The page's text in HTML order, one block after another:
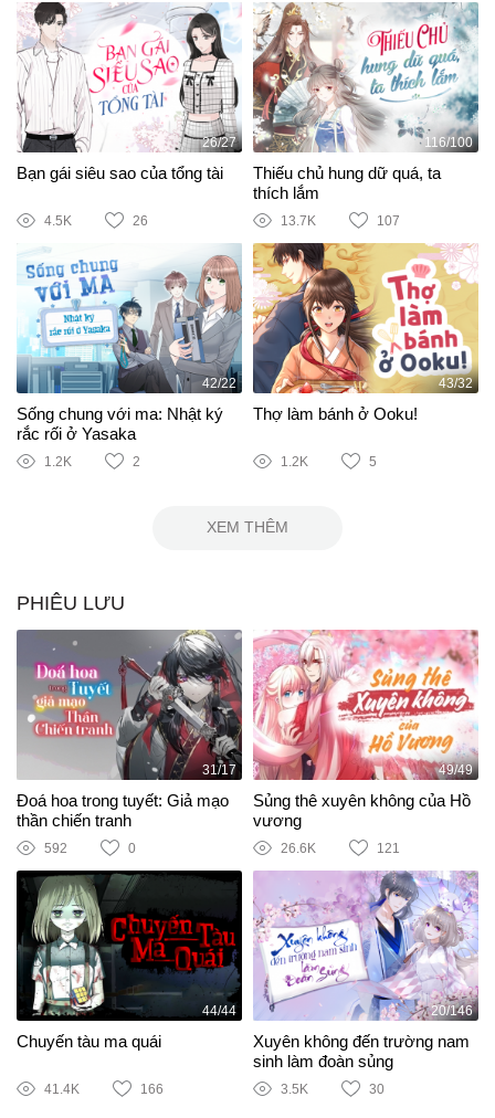
26/27
Bạn gái siêu sao của tổng tài
4.5K 26
116/100
Thiếu chủ hung dữ quá, ta
thích lắm
13.7K 107
42/22
Sống chung với ma: Nhật ký
rắc rối ở Yasaka
1.2K 2
43/32
Thợ làm bánh ở Ooku!
1.2K 5
XEM THÊM
PHIÊU LƯU
31/17
Đoá hoa trong tuyết: Giả mạo
thần chiến tranh
592 0
49/49
Sủng thê xuyên không của Hồ
vương
26.6K 121
44/44
Chuyến tàu ma quái
41.4K 166
20/146
Xuyên không đến trường nam
sinh làm đoàn sủng
3.5K 30